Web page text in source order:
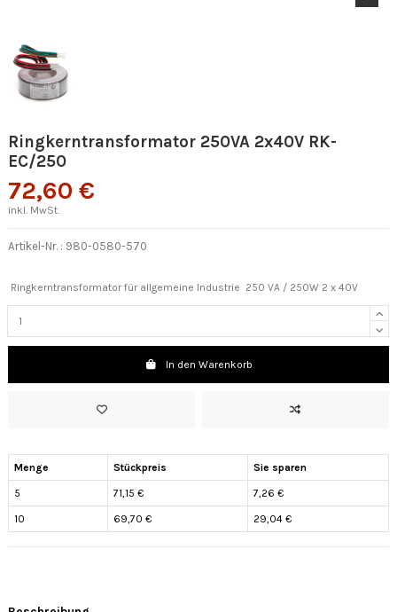
Ringkerntransformator 250VA 2x40V RK-
EC/250
72,60 €
inkl. MwSt.
Artikel-Nr. : 980-0580-570
Ringkerntransformator für allgemeine Industrie 250 VA / 250W 2 x 40V
In den Warenkorb
Menge Stückpreis Sie sparen
5 71,15 € 7,26 €
10 69,70 € 29,04 €